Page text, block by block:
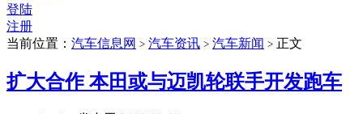
登陆
注册
当前位置： 汽车信息网 > 汽车资讯 > 汽车新闻 > 正文
扩大合作 本田或与迈凯轮联手开发跑车